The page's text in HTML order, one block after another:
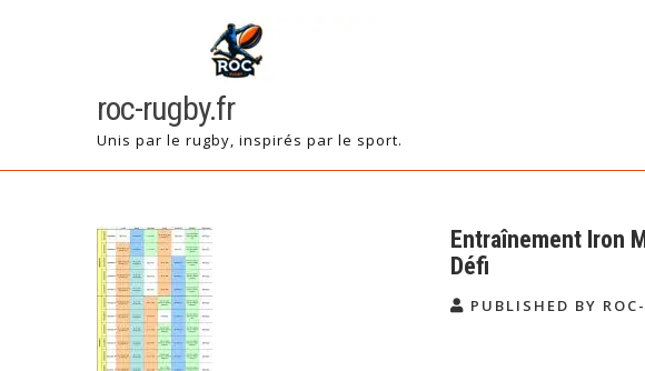
roc-rugby.fr
Unis par le rugby, inspirés par le sport.
Entraînement Iron
Défi
PUBLISHED BY